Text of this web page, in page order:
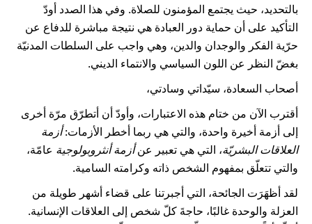
بالتحديد، حيث يجتمع المؤمنون للصلاة. وفي هذا الصدد أودّ
التأكيد على أن حماية دور العبادة هي نتيجة مباشرة للدفاع عن
حرّية الفكر والوجدان والدين، وهي واجب على السلطات المدنيّة
بغضّ النظر عن اللون السياسي والانتماء الديني.
أصحاب السعادة، سيّداتي وسادتي،
أقترب الآن من ختام هذه الاعتبارات، وأودّ أن أتطرّق مرّة أخرى
إلى أزمة أخيرة واحدة، والتي هي ربما أخطر الأزمات:أزمة
العلاقات البشريّة، التي هي تعبير عنأزمة أنثروبولوجية عامّة،
والتي تتعلّق بمفهوم الشخص ذاته وكرامته السامية.
لقد أظهَرَت الجائحة، التي أجبرتنا على قضاء أشهر طويلة من
العزلة والوحدة غالبًا، حاجةَ كلّ شخص إلى العلاقات الإنسانية.